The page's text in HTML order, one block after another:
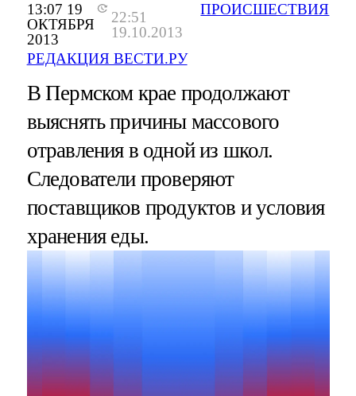
13:07 19
ОКТЯБРЯ
2013
22:51
19.10.2013
РЕДАКЦИЯ ВЕСТИ.РУ
ПРОИСШЕСТВИЯ
В Пермском крае продолжают
выяснять причины массового
отравления в одной из школ.
Следователи проверяют
поставщиков продуктов и условия
хранения еды.